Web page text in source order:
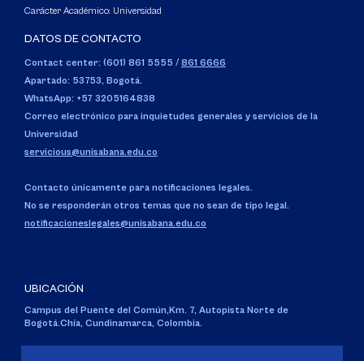
Carácter Académico: Universidad
DATOS DE CONTACTO
Contact center: (601) 861 5555 / 861 6666
Apartado: 53753, Bogotá.
WhatsApp: +57 3205164838
Correo electrónico para inquietudes generales y servicios de la
Universidad
servicious@unisabana.edu.co
Contacto únicamente para notificaciones legales.
No se responderán otros temas que no sean de tipo legal.
notificacioneslegales@unisabana.edu.co
UBICACIÓN
Campus del Puente del Común,Km. 7, Autopista Norte de
Bogotá.Chía, Cundinamarca, Colombia.